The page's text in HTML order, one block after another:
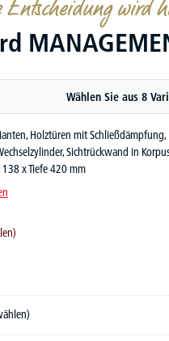
wird
Wählen Sie aus 8
Holztüren mit
Sichtrückwand in
x Tiefe 420 mm